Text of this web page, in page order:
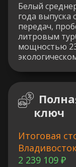
Белый
года выпуска
передач,
литровым
мощностью
ключ
Итоговая
2 239 109 ₽